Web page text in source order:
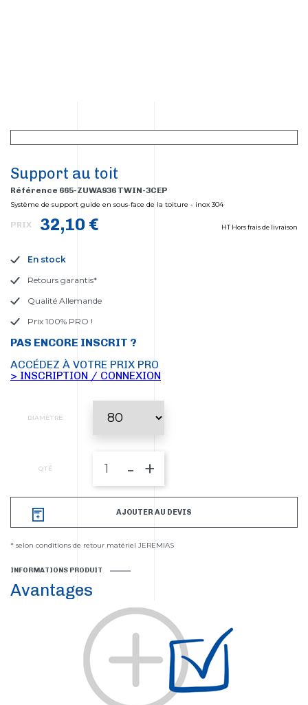
Support au toit
Référence 665-ZUWA936 TWIN-3CEP
Système de support guide en sous-face de la toiture - inox 304
PRIX 32,10 € HT Hors frais de livraison
En stock
Retours garantis*
Qualité Allemande
Prix 100% PRO !
PAS ENCORE INSCRIT ?
ACCÉDEZ À VOTRE PRIX PRO
> INSCRIPTION / CONNEXION
DIAMÈTRE
QTÉ - +
AJOUTER AU DEVIS
* selon conditions de retour matériel JEREMIAS
INFORMATIONS PRODUIT
Avantages